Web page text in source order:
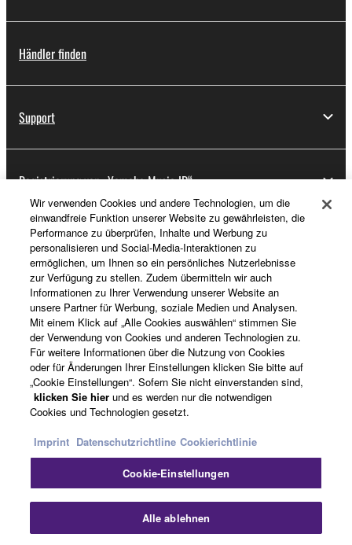
Händler finden
Support
Registrierung von „Yamaha Music ID“
Über Yamaha
Österreich - German
Business
KontaktNutzungsbedingungenDatenschutzerklärung
CookierichtlinieImpressum
Wir verwenden Cookies und andere Technologien, um die
einwandfreie Funktion unserer Website zu gewährleisten, die
Performance zu überprüfen, Inhalte und Werbung zu
personalisieren und Social-Media-Interaktionen zu
ermöglichen, um Ihnen so ein persönliches Nutzerlebnisse
zur Verfügung zu stellen. Zudem übermitteln wir auch
Informationen zu Ihrer Verwendung unserer Website an
unsere Partner für Werbung, soziale Medien und Analysen.
Mit einem Klick auf „Alle Cookies auswählen“ stimmen Sie
der Verwendung von Cookies und anderen Technologien zu.
Für weitere Informationen über die Nutzung von Cookies
oder für Änderungen Ihrer Einstellungen klicken Sie bitte auf
„Cookie Einstellungen“. Sofern Sie nicht einverstanden sind,
klicken Sie hier und es werden nur die notwendigen
Cookies und Technologien gesetzt.
Imprint Datenschutzrichtline Cookierichtlinie
Cookie-Einstellungen
Alle ablehnen